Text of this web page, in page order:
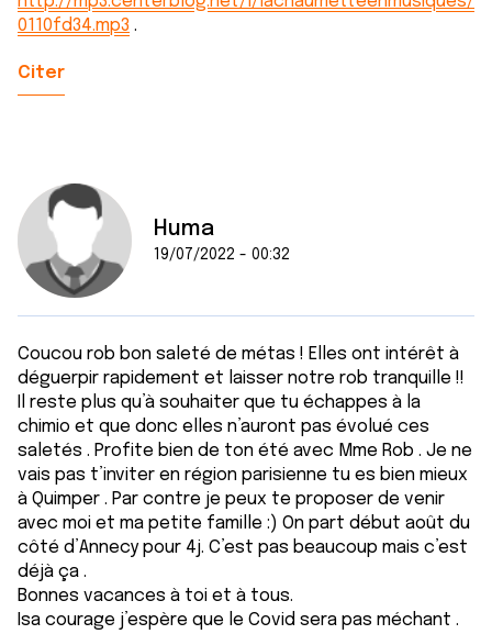
0110fd34.mp3 .
Citer
Huma
19/07/2022 - 00:32
Coucou rob bon saleté de métas ! Elles ont intérêt à
déguerpir rapidement et laisser notre rob tranquille !!
Il reste plus qu’à souhaiter que tu échappes à la
chimio et que donc elles n’auront pas évolué ces
saletés . Profite bien de ton été avec Mme Rob . Je ne
vais pas t’inviter en région parisienne tu es bien mieux
à Quimper . Par contre je peux te proposer de venir
avec moi et ma petite famille :) On part début août du
côté d’Annecy pour 4j. C’est pas beaucoup mais c’est
déjà ça .
Bonnes vacances à toi et à tous.
Isa courage j’espère que le Covid sera pas méchant .